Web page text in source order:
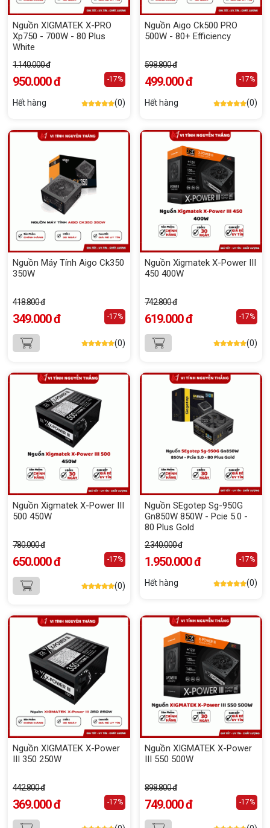
Nguồn XIGMATEK X-PRO
Xp750 - 700W - 80 Plus
White
1.140.000 đ
950.000 đ -17%
Hết hàng (0)
Nguồn Aigo Ck500 PRO
500W - 80+ Efficiency
598.800 đ
499.000 đ -17%
Hết hàng (0)
Nguồn Máy Tính Aigo Ck350
350W
418.800 đ
349.000 đ -17%
(0)
Nguồn Xigmatek X-Power III
450 400W
742.800 đ
619.000 đ -17%
(0)
Nguồn Xigmatek X-Power III
500 450W
780.000 đ
650.000 đ -17%
(0)
Nguồn SEgotep Sg-950G
Gn850W 850W - Pcie 5.0 -
80 Plus Gold
2.340.000 đ
1.950.000 đ -17%
Hết hàng (0)
Nguồn XIGMATEK X-Power
III 350 250W
442.800 đ
369.000 đ -17%
Nguồn XIGMATEK X-Power
III 550 500W
898.800 đ
749.000 đ -17%